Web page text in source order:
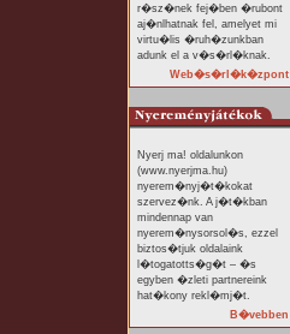
r�sz�nek fej�ben �rubont
aj�nlhatnak fel, amelyet mi
virtu�lis �ruh�zunkban
adunk el a v�s�rl�knak.
Web�s�rl�k�zpont
Nyerj ma! oldalunkon
(www.nyerjma.hu)
nyerem�nyj�t�kokat
szervez�nk. A j�t�kban
mindennap van
nyerem�nysorsol�s, ezzel
biztos�tjuk oldalaink
l�togatotts�g�t – �s
egyben �zleti partnereink
hat�kony rekl�mj�t.
B�vebben